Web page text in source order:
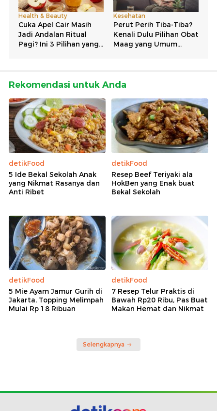
Rekomendasi untuk Anda
detikFood
5 Ide Bekal Sekolah Anak
yang Nikmat Rasanya dan
Anti Ribet
detikFood
Resep Beef Teriyaki ala
HokBen yang Enak buat
Bekal Sekolah
detikFood
5 Mie Ayam Jamur Gurih di
Jakarta, Topping Melimpah
Mulai Rp 18 Ribuan
detikFood
7 Resep Telur Praktis di
Bawah Rp20 Ribu, Pas Buat
Makan Hemat dan Nikmat
Selengkapnya